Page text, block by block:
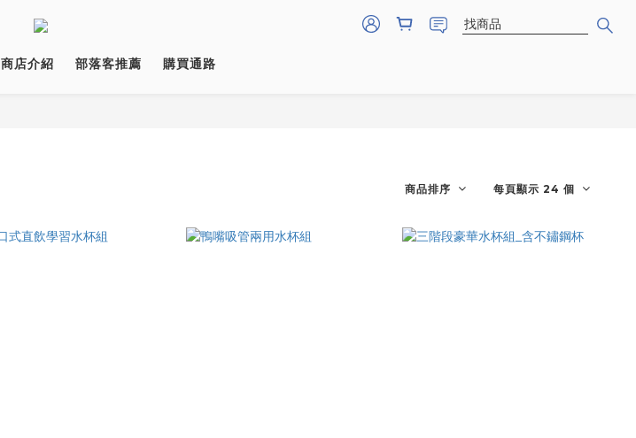
商店介紹 部落客推薦 購買通路
商品排序 每頁顯示 24 個